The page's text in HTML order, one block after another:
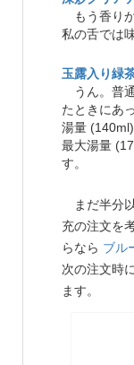
もう香り
私の舌では
玉露入り緑
うん。普
たときにあ
湯量
最大湯量
す。
まだ半分
充の注文を
らなら ブル
次の注文時
ます。